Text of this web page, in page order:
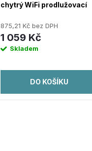
chytrý WiFi prodlužovací
A,1xUSB-C,2300W,10A,2,4
GHz,BT)
875,21 Kč bez DPH
1 059 Kč
Skladem
DO KOŠÍKU